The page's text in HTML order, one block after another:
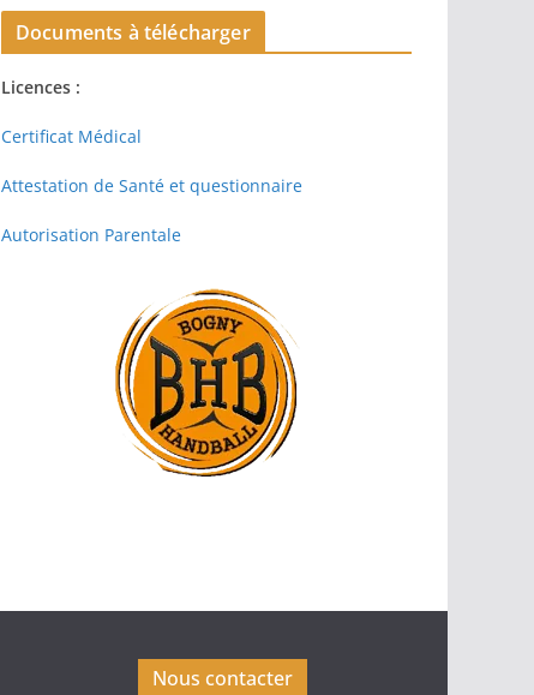
Documents à télécharger
Licences :
Certificat Médical
Attestation de Santé et questionnaire
Autorisation Parentale
Nous contacter